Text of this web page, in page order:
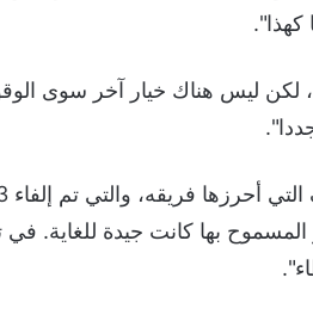
لكن ليس هناك خيار آخر سوى
بها كانت جيدة للغاية. في